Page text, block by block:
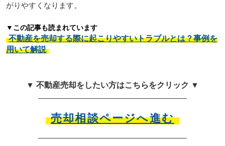
がりやすくなります。
▼この記事も読まれています
不動産を売却する際に起こりやすいトラブルとは？事例を
用いて解説
▼ 不動産売却をしたい方はこちらをクリック ▼
売却相談ページへ進む